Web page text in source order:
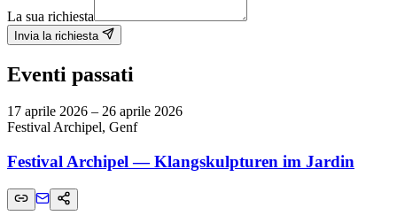
La sua richiesta
Invia la richiesta
Eventi passati
17 aprile 2026 – 26 aprile 2026
Festival Archipel, Genf
Festival Archipel — Klangskulpturen im Jardin